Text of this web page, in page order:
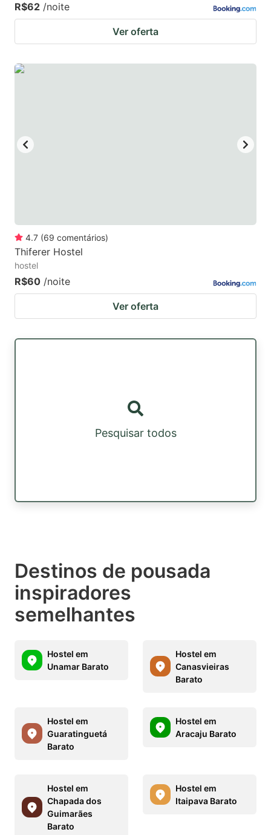
R$62 /noite
Ver oferta
4.7 (69 comentários)
Thiferer Hostel
hostel
R$60 /noite
Ver oferta
Pesquisar todos
Destinos de pousada
inspiradores
semelhantes
Hostel em
Unamar Barato
Hostel em
Canasvieiras
Barato
Hostel em
Guaratinguetá
Barato
Hostel em
Aracaju Barato
Hostel em
Chapada dos
Guimarães
Barato
Hostel em
Itaipava Barato